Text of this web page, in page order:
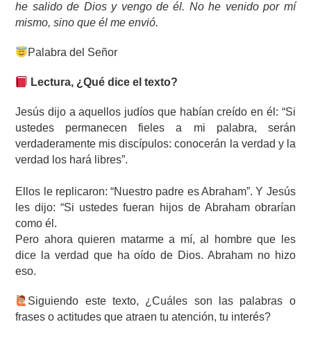
he salido de Dios y vengo de él. No he venido por mí
mismo, sino que él me envió.
Palabra del Señor
Lectura, ¿Qué dice el texto?
Jesús dijo a aquellos judíos que habían creído en él: “Si
ustedes permanecen fieles a mi palabra, serán
verdaderamente mis discípulos: conocerán la verdad y la
verdad los hará libres”.
Ellos le replicaron: “Nuestro padre es Abraham”. Y Jesús
les dijo: “Si ustedes fueran hijos de Abraham obrarían
como él.
Pero ahora quieren matarme a mí, al hombre que les
dice la verdad que ha oído de Dios. Abraham no hizo
eso.
‍Siguiendo este texto, ¿Cuáles son las palabras o
frases o actitudes que atraen tu atención, tu interés?